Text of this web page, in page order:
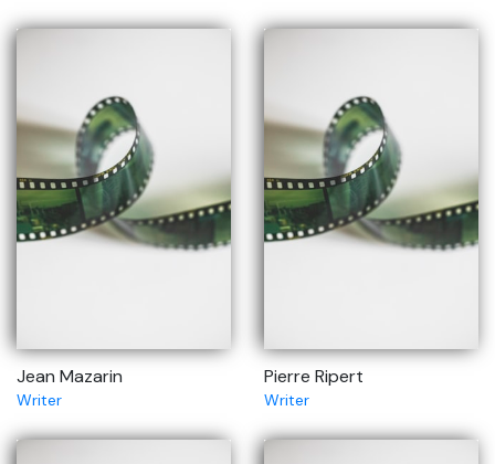
Jean Mazarin
Writer
Pierre Ripert
Writer